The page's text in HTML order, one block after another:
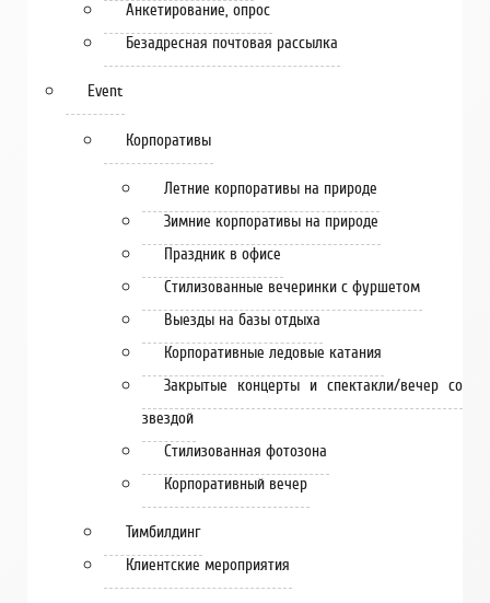
Анкетирование, опрос
Безадресная почтовая рассылка
Event
Корпоративы
Летние корпоративы на природе
Зимние корпоративы на природе
Праздник в офисе
Стилизованные вечеринки с фуршетом
Выезды на базы отдыха
Корпоративные ледовые катания
Закрытые концерты и спектакли/вечер со
звездой
Стилизованная фотозона
Корпоративный вечер
Тимбилдинг
Клиентские мероприятия